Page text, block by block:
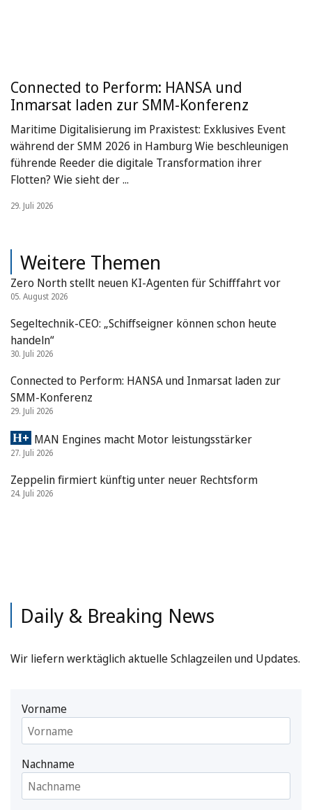
Connected to Perform: HANSA und
Inmarsat laden zur SMM-Konferenz
Maritime Digitalisierung im Praxistest: Exklusives Event
während der SMM 2026 in Hamburg Wie beschleunigen
führende Reeder die digitale Transformation ihrer
Flotten? Wie sieht der ...
29. Juli 2026
Weitere Themen
Zero North stellt neuen KI-Agenten für Schifffahrt vor
05. August 2026
Segeltechnik-CEO: „Schiffseigner können schon heute
handeln“
30. Juli 2026
Connected to Perform: HANSA und Inmarsat laden zur
SMM-Konferenz
29. Juli 2026
MAN Engines macht Motor leistungsstärker
27. Juli 2026
Zeppelin firmiert künftig unter neuer Rechtsform
24. Juli 2026
Daily & Breaking News
Wir liefern werktäglich aktuelle Schlagzeilen und Updates.
Vorname
Nachname